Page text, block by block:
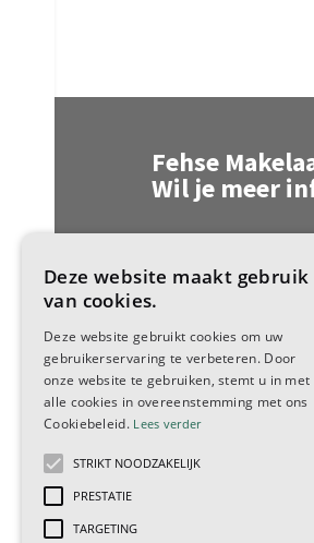
Fehse
Wil je meer
Fehse Makelaardij
Dorpsstraat 51 7971
0521 - 34 28 34 |
KvK nr. 82964521
Deze website maakt gebruik
van cookies.
Deze website gebruikt cookies om uw
gebruikerservaring te verbeteren. Door
onze website te gebruiken, stemt u in met
alle cookies in overeenstemming met ons
Cookiebeleid. Lees verder
STRIKT NOODZAKELIJK
PRESTATIE
TARGETING